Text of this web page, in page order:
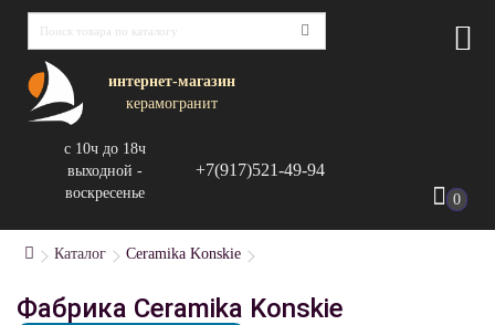
интернет-магазин
керамогранит
с 10ч до 18ч
выходной -
воскресенье
+7(917)521-49-94
0
Каталог Ceramika Konskie
Фабрика Ceramika Konskie